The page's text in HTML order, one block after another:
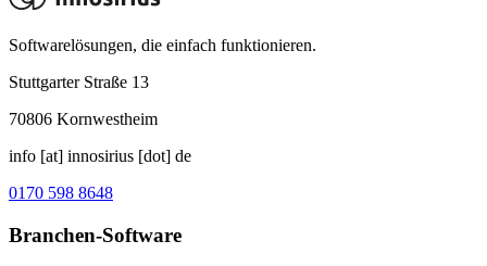
Softwarelösungen, die einfach funktionieren.
Stuttgarter Straße 13
70806 Kornwestheim
info [at] innosirius [dot] de
0170 598 8648
Branchen-Software